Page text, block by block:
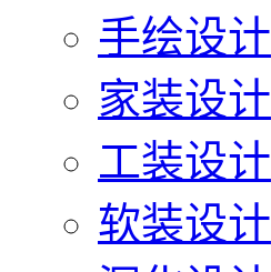
手绘设计
家装设计
工装设计
软装设计